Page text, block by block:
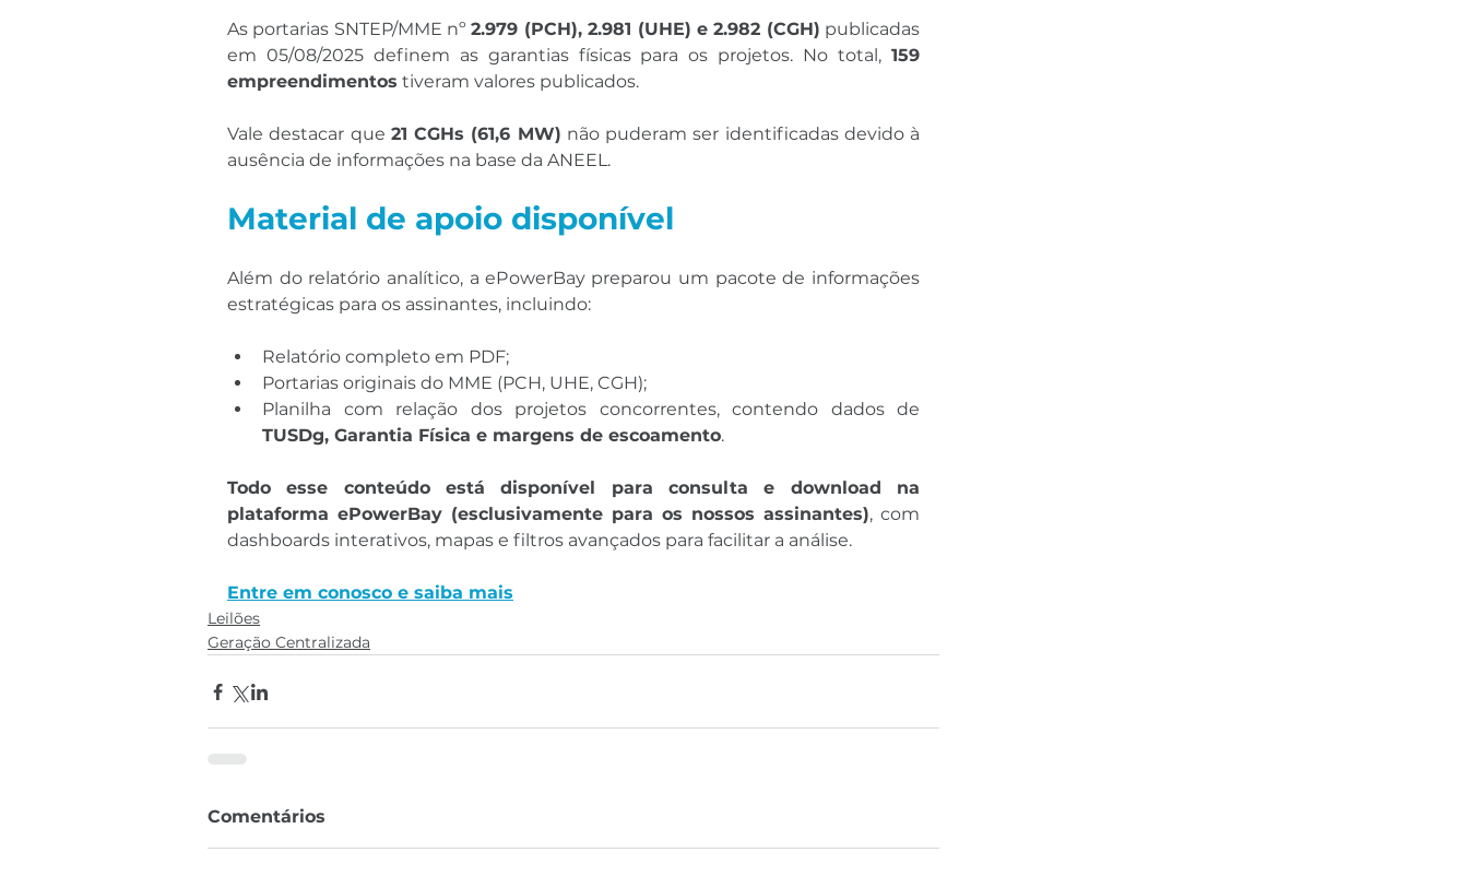
As portarias SNTEP/MME nº 2.979 (PCH), 2.981 (UHE) e 2.982 (CGH) publicadas
em 05/08/2025 definem as garantias físicas para os projetos. No total, 159
empreendimentos tiveram valores publicados.
Vale destacar que 21 CGHs (61,6 MW) não puderam ser identificadas devido à
ausência de informações na base da ANEEL.
Material de apoio disponível
Além do relatório analítico, a ePowerBay preparou um pacote de informações
estratégicas para os assinantes, incluindo:
Relatório completo em PDF;
Portarias originais do MME (PCH, UHE, CGH);
TUSDg, Garantia Física e margens de escoamento.
Todo esse conteúdo está disponível para consulta e download na
plataforma ePowerBay (esclusivamente para os nossos assinantes), com
dashboards interativos, mapas e filtros avançados para facilitar a análise.
Entre em conosco e saiba mais
Leilões
Geração Centralizada
Comentários